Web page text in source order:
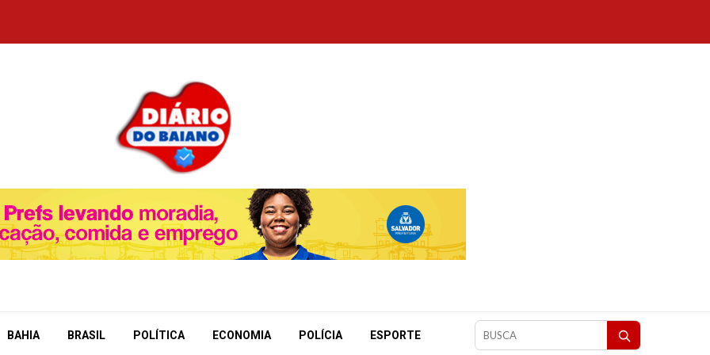
BAHIA BRASIL POLÍTICA ECONOMIA POLÍCIA ESPORTE
Pesquisar